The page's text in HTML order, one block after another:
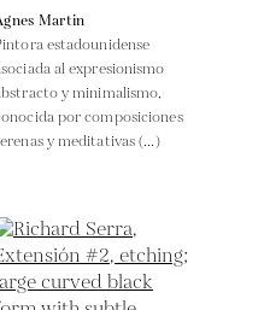
Martin
estadounidense
al expresionismo
y minimalismo,
por composiciones
y meditativas (...)